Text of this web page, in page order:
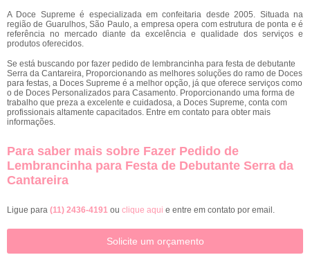
A Doce Supreme é especializada em confeitaria desde 2005. Situada na
região de Guarulhos, São Paulo, a empresa opera com estrutura de ponta e é
referência no mercado diante da excelência e qualidade dos serviços e
produtos oferecidos.
Se está buscando por fazer pedido de lembrancinha para festa de debutante
Serra da Cantareira, Proporcionando as melhores soluções do ramo de Doces
para festas, a Doces Supreme é a melhor opção, já que oferece serviços como
o de Doces Personalizados para Casamento. Proporcionando uma forma de
trabalho que preza a excelente e cuidadosa, a Doces Supreme, conta com
profissionais altamente capacitados. Entre em contato para obter mais
informações.
Para saber mais sobre Fazer Pedido de
Lembrancinha para Festa de Debutante Serra da
Cantareira
Ligue para (11) 2436-4191 ou clique aqui e entre em contato por email.
Solicite um orçamento